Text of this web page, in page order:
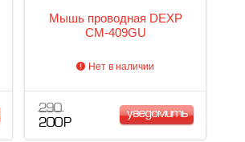
Мышь проводная DEXP
CM-409GU
Нет в наличии
290
200 Р
уведомить